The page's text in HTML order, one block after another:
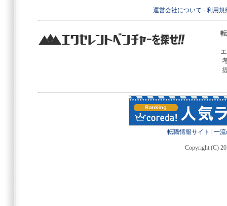
運営会社について - 利用規
転職情報サイト 一
Copyright (C)